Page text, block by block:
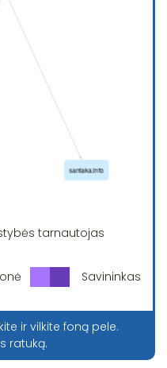
tarnautojas
Savininkas
ir vilkite foną pele.
ratuką.